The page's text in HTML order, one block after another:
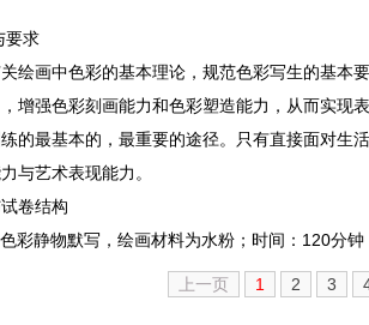
要求
绘画中色彩的基本理论，规范色彩写生的基本
增强色彩刻画能力和色彩塑造能力，从而实现
的最基本的 ，最重要的途径。只有直接面对生
与艺术表现能力。
卷结构
彩静物默写，绘画材料为水粉；时间：120分钟
上一页 1 2 3